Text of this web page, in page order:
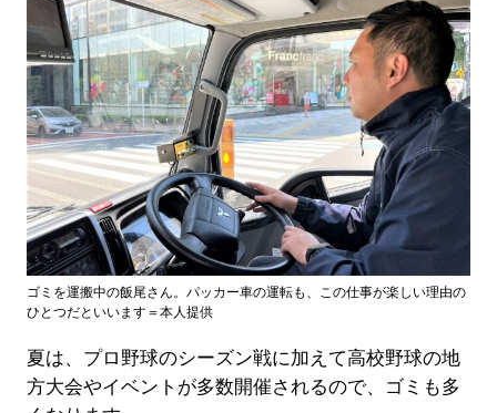
ゴミを運搬中の飯尾さん。パッカー車の運転も、この仕事が楽しい理由の
ひとつだといいます＝本人提供
夏は、プロ野球のシーズン戦に加えて高校野球の地
方大会やイベントが多数開催されるので、ゴミも多